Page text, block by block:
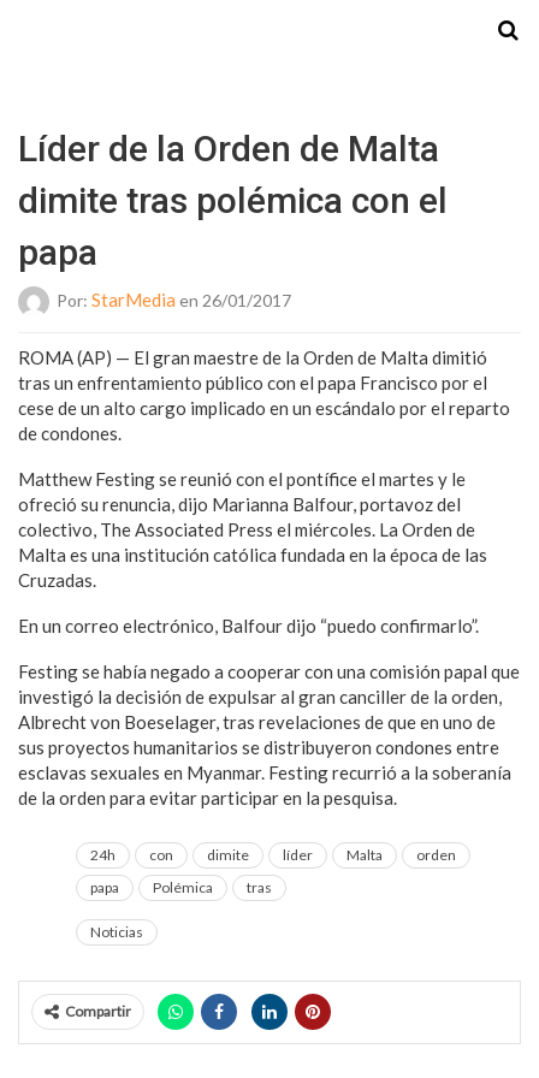
Líder de la Orden de Malta
dimite tras polémica con el
papa
Por: StarMedia en 26/01/2017
ROMA (AP) — El gran maestre de la Orden de Malta dimitió
tras un enfrentamiento público con el papa Francisco por el
cese de un alto cargo implicado en un escándalo por el reparto
de condones.
Matthew Festing se reunió con el pontífice el martes y le
ofreció su renuncia, dijo Marianna Balfour, portavoz del
colectivo, The Associated Press el miércoles. La Orden de
Malta es una institución católica fundada en la época de las
Cruzadas.
En un correo electrónico, Balfour dijo “puedo confirmarlo”.
Festing se había negado a cooperar con una comisión papal que
investigó la decisión de expulsar al gran canciller de la orden,
Albrecht von Boeselager, tras revelaciones de que en uno de
sus proyectos humanitarios se distribuyeron condones entre
esclavas sexuales en Myanmar. Festing recurrió a la soberanía
de la orden para evitar participar en la pesquisa.
24h con dimite líder Malta
orden
papa
Polémica tras
Noticias
Compartir